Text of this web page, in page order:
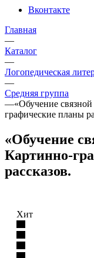
Вконтакте
Главная
—
Каталог
—
Логопедическая
—
Средняя группа
—«Обучение
графические планы
«Обучение
Картинно-
рассказов.
Хит